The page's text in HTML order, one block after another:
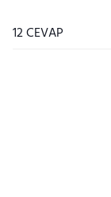
12 CEVAP